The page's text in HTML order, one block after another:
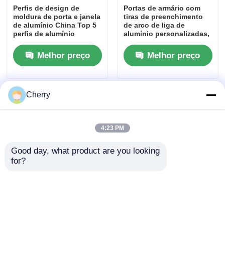
Perfil de alumínio polido
perfis de alumínio do revestimento de madeira
Perfis de acabamento de alumínio
Perfis de design de
moldura de porta e janela
de alumínio China Top 5
perfis de alumínio
Melhor preço
Portas de armário com
tiras de preenchimento
de arco de liga de
alumínio personalizadas,
redonda, embutidas,
faixas de borda de metal
para móveis
Melhor preço
Cherry
4:23 PM
Good day, what product are you looking
for?